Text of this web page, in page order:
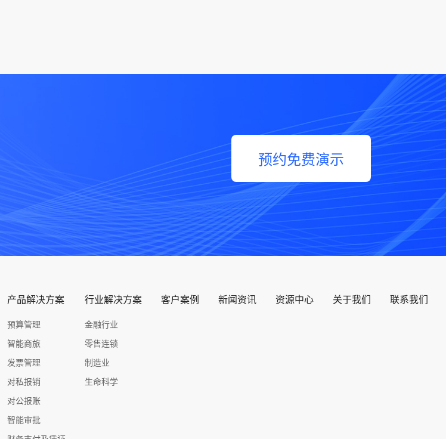
预约免费演示
产品解决方案
预算管理
智能商旅
发票管理
对私报销
对公报账
智能审批
行业解决方案
金融行业
零售连锁
制造业
生命科学
客户案例 新闻资讯 资源中心 关于我们 联系我们